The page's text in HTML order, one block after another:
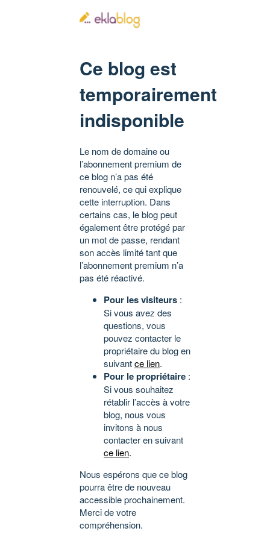
Ce blog est
temporairement
indisponible
Le nom de domaine ou
l’abonnement premium de
ce blog n’a pas été
renouvelé, ce qui explique
cette interruption. Dans
certains cas, le blog peut
également être protégé par
un mot de passe, rendant
son accès limité tant que
l’abonnement premium n’a
pas été réactivé.
Pour les visiteurs :
Si vous avez des
questions, vous
pouvez contacter le
propriétaire du blog en
suivantce lien.
Pour le propriétaire :
Si vous souhaitez
rétablir l’accès à votre
blog, nous vous
invitons à nous
contacter en suivant
ce lien.
Nous espérons que ce blog
pourra être de nouveau
accessible prochainement.
Merci de votre
compréhension.